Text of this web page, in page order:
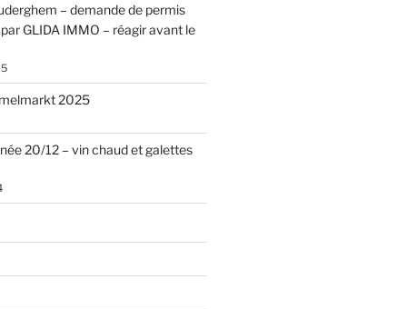
– demande de permis
GLIDA IMMO – réagir avant le
2025
20/12 – vin chaud et galettes